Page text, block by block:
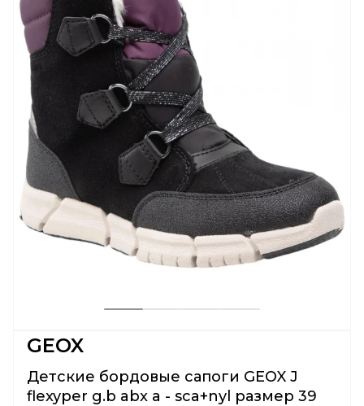
GEOX
Детские бордовые сапоги GEOX J
flexyper g.b abx a - sca+nyl размер 39